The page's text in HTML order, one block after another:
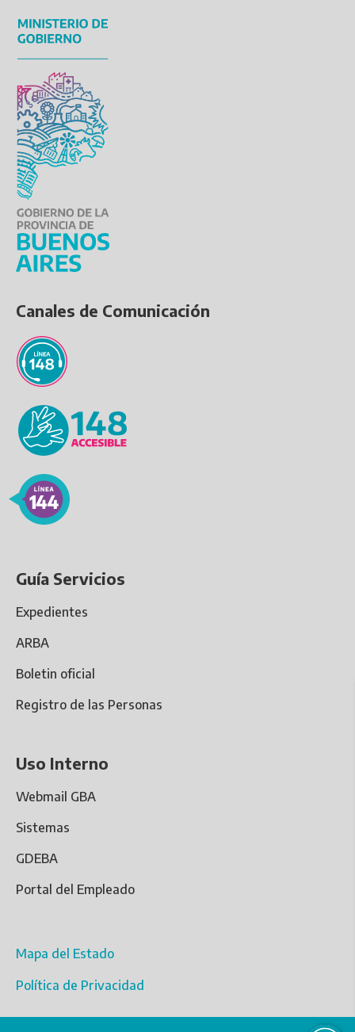
Canales de Comunicación
Guía Servicios
Expedientes
ARBA
Boletin oficial
Registro de las Personas
Uso Interno
Webmail GBA
Sistemas
GDEBA
Portal del Empleado
Mapa del Estado
Política de Privacidad